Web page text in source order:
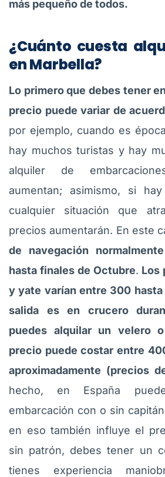
más pequeño de todos.
¿Cuánto cuesta
en Marbella?
Lo primero que debes tener
precio puede variar de
por ejemplo, cuando es
hay muchos turistas y hay
alquiler de
aumentan; asimismo, si
cualquier situación que
precios aumentarán. En este
de navegación
hasta finales de Octubre. Los
y yate varían entre 300
salida es en crucero
puedes alquilar un velero
precio puede costar entre
aproximadamente (precios
hecho, en España
embarcación con o sin
en eso también influye el
sin patrón, debes tener un
tienes experiencia